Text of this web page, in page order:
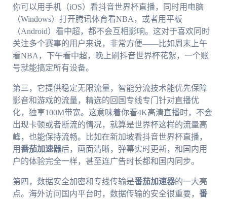
你可以用手机（iOS）看抖音世界杯直播，同时用电脑
（Windows）打开腾讯体育看NBA，或者用平板
（Android）看中超，都不会互相影响。这对于喜欢同时
关注多个赛事的用户来说，非常方便——比如周末上午
看NBA，下午看中超，晚上刷抖音世界杯花絮，一个账
号就能搞定所有设备。
第三，它提供稳定无限流量，智能分流技术能优先保障
影音和游戏的流量，精选的回国专线专门针对直播优
化，独享100M带宽。这意味着你看4K高清直播时，不会
出现卡顿或者断流的情况，就算是世界杯这样的流量高
峰，也能保持流畅。比如在新加坡看抖音世界杯直播，
用番茄加速器后，画面清晰，弹幕实时更新，和国内用
户的体验完全一样，甚至连广告时长都和国内同步。
第四，数据安全加密和专线传输是番茄加速器的一大亮
点。海外访问国内平台时，数据传输的安全很重要， 番